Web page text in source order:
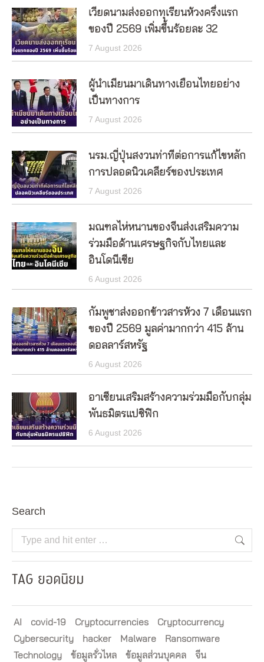
เวียดนามส่งออกทุเรียนห้วงครึ่งแรก
ของปี 2569 เพิ่มขึ้นร้อยละ 32
7 August 2026
ผู้นำเมียนมาเดินทางเยือนไทยอย่าง
เป็นทางการ
7 August 2026
นรม.ญี่ปุ่นสงวนท่าทีต่อการแก้ไขหลัก
การปลอดนิวเคลียร์ของประเทศ
7 August 2026
มณฑลไห่หนานของจีนส่งเสริมความ
ร่วมมือด้านเศรษฐกิจกับไทยและ
อินโดนีเซีย
6 August 2026
กัมพูชาส่งออกข้าวสารห้วง 7 เดือนแรก
ของปี 2569 มูลค่ามากกว่า 415 ล้าน
ดอลลาร์สหรัฐ
6 August 2026
อาเซียนเสริมสร้างความร่วมมือกับกลุ่ม
พันธมิตรแปซิฟิก
6 August 2026
Search
Search:
TAG ยอดนิยม
AI covid-19 Cryptocurrencies
Cryptocurrency
Cybersecurity
hacker Malware
Ransomware
Technology
ข้อมูลรั่วไหล ข้อมูลส่วนบุคคล
จีน